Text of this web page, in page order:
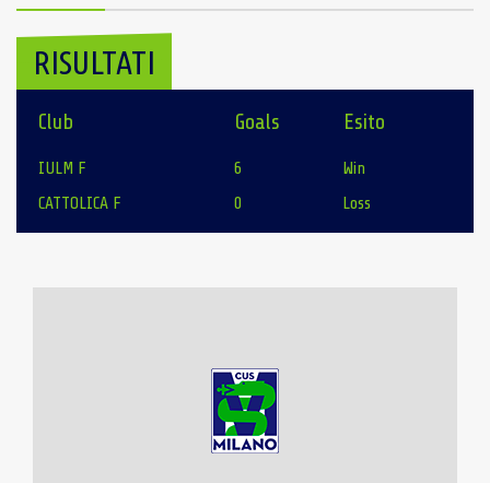
RISULTATI
Club Goals Esito
IULM F 6
Win
CATTOLICA F
0 Loss